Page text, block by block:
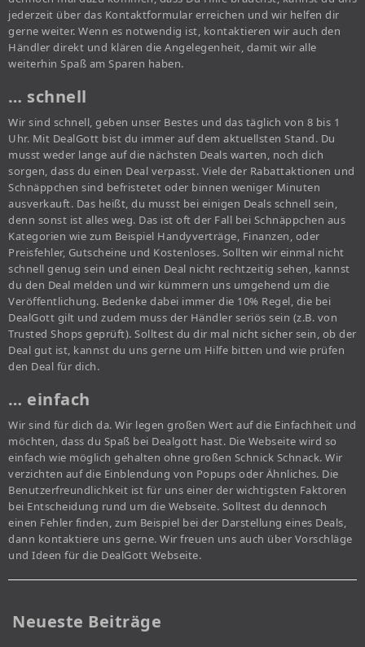
jederzeit über das Kontaktformular erreichen und wir helfen dir
gerne weiter. Wenn es notwendig ist, kontaktieren wir auch den
Händler direkt und klären die Angelegenheit, damit wir alle
weiterhin Spaß am Sparen haben.
… schnell
Wir sind schnell, geben unser Bestes und das täglich von 8 bis 1
Uhr. Mit DealGott bist du immer auf dem aktuellsten Stand. Du
musst weder lange auf die nächsten Deals warten, noch dich
sorgen, dass du einen Deal verpasst. Viele der Rabattaktionen und
Schnäppchen sind befristetet oder binnen weniger Minuten
ausverkauft. Das heißt, du musst bei einigen Deals schnell sein,
denn sonst ist alles weg. Das ist oft der Fall bei Schnäppchen aus
Kategorien wie zum Beispiel Handyverträge, Finanzen, oder
Preisfehler, Gutscheine und Kostenloses. Sollten wir einmal nicht
schnell genug sein und einen Deal nicht rechtzeitig sehen, kannst
du den Deal melden und wir kümmern uns umgehend um die
Veröffentlichung. Bedenke dabei immer die 10% Regel, die bei
DealGott gilt und zudem muss der Händler seriös sein (z.B. von
Trusted Shops geprüft). Solltest du dir mal nicht sicher sein, ob der
Deal gut ist, kannst du uns gerne um Hilfe bitten und wie prüfen
den Deal für dich.
… einfach
Wir sind für dich da. Wir legen großen Wert auf die Einfachheit und
möchten, dass du Spaß bei Dealgott hast. Die Webseite wird so
einfach wie möglich gehalten ohne großen Schnick Schnack. Wir
verzichten auf die Einblendung von Popups oder Ähnliches. Die
Benutzerfreundlichkeit ist für uns einer der wichtigsten Faktoren
bei Entscheidung rund um die Webseite. Solltest du dennoch
einen Fehler finden, zum Beispiel bei der Darstellung eines Deals,
dann kontaktiere uns gerne. Wir freuen uns auch über Vorschläge
und Ideen für die DealGott Webseite.
Neueste Beiträge